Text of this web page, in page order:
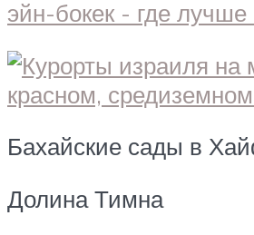
Бахайские сады в
Долина Тимна